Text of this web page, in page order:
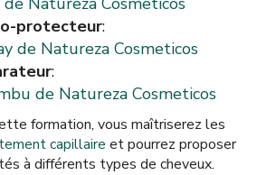
protecteur:
de Natureza Cosmeticos
:
de Natureza Cosmeticos
formation, vous maîtriserez les
capillaire et pourrez proposer
à différents types de cheveux.